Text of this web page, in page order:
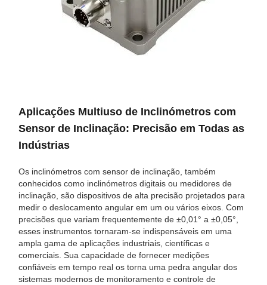
Aplicações Multiuso de Inclinómetros com
Sensor de Inclinação: Precisão em Todas as
Indústrias
Os inclinómetros com sensor de inclinação, também
conhecidos como inclinómetros digitais ou medidores de
inclinação, são dispositivos de alta precisão projetados para
medir o deslocamento angular em um ou vários eixos. Com
precisões que variam frequentemente de ±0,01° a ±0,05°,
esses instrumentos tornaram-se indispensáveis em uma
ampla gama de aplicações industriais, científicas e
comerciais. Sua capacidade de fornecer medições
confiáveis em tempo real os torna uma pedra angular dos
sistemas modernos de monitoramento e controle de